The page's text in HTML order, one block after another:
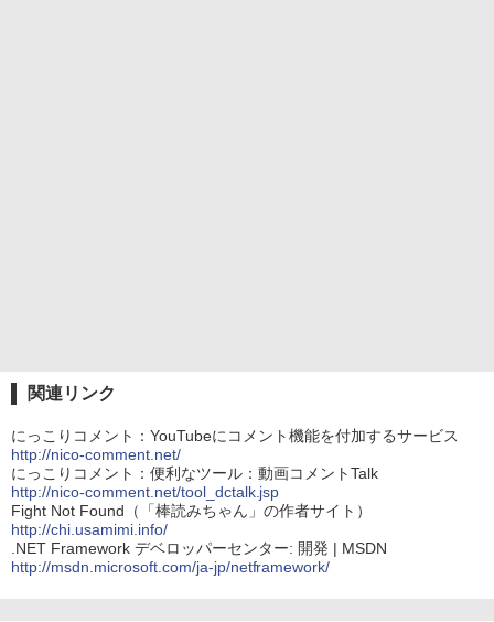
関連リンク
にっこりコメント：YouTubeにコメント機能を付加するサービス
http://nico-comment.net/
にっこりコメント：便利なツール：動画コメントTalk
http://nico-comment.net/tool_dctalk.jsp
Fight Not Found（「棒読みちゃん」の作者サイト）
http://chi.usamimi.info/
.NET Framework デベロッパーセンター: 開発 | MSDN
http://msdn.microsoft.com/ja-jp/netframework/